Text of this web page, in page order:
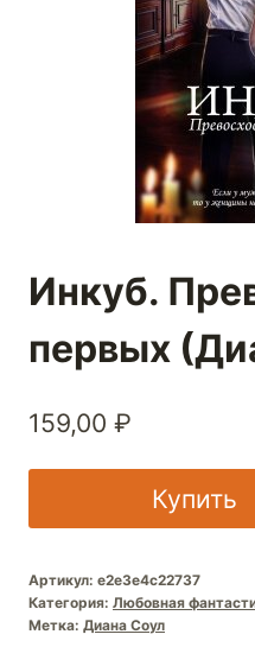
Инкуб.
первых
159,00 ₽
Купить
Артикул: e2e3e4c22737
Категория: Любовная
Метка: Диана Соул